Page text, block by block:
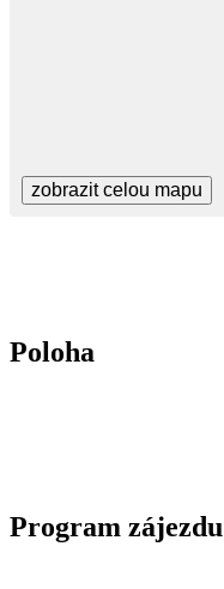
zobrazit celou mapu
Poloha
Program zájezdu